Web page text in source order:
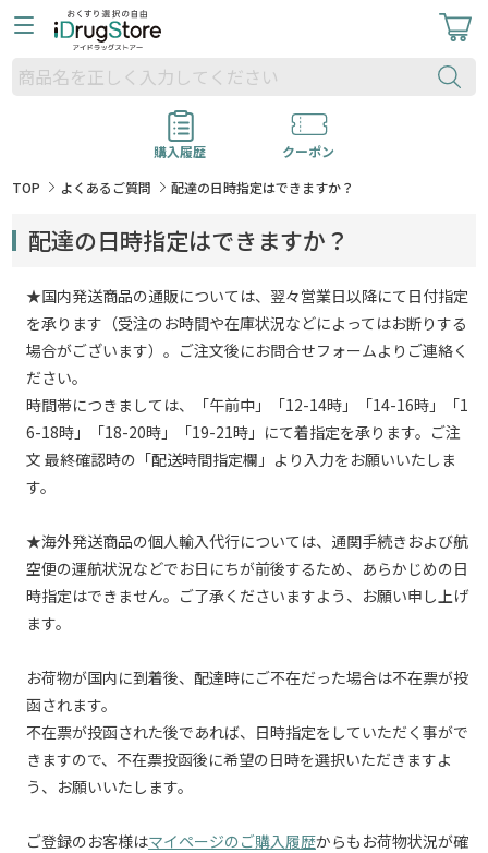
購入履歴
クーポン
TOP
よくあるご質問 配達の日時指定はできますか？
配達の日時指定はできますか？
★国内発送商品の通販については、翌々営業日以降にて日付指定
を承ります（受注のお時間や在庫状況などによってはお断りする
場合がございます）。ご注文後にお問合せフォームよりご連絡く
ださい。
時間帯につきましては、「午前中」「12-14時」「14-16時」「1
6-18時」「18-20時」「19-21時」にて着指定を承ります。ご注
文 最終確認時の「配送時間指定欄」より入力をお願いいたしま
す。
★海外発送商品の個人輸入代行については、通関手続きおよび航
空便の運航状況などでお日にちが前後するため、あらかじめの日
時指定はできません。ご了承くださいますよう、お願い申し上げ
ます。
お荷物が国内に到着後、配達時にご不在だった場合は不在票が投
函されます。
不在票が投函された後であれば、日時指定をしていただく事がで
きますので、不在票投函後に希望の日時を選択いただきますよ
う、お願いいたします。
ご登録のお客様はマイページのご購入履歴からもお荷物状況が確